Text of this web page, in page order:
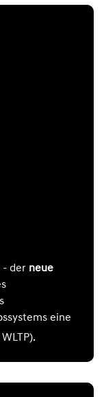
- der neue
eine